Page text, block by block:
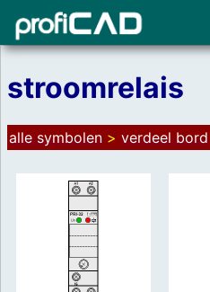
stroomrelais
alle symbolen > verdeel bord